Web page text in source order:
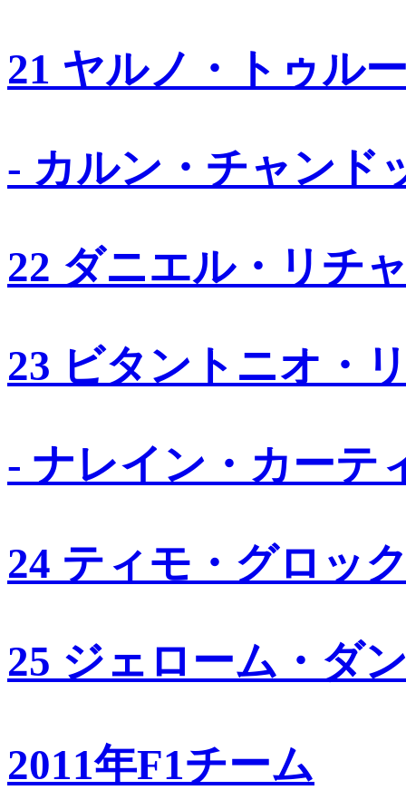
21 ヤルノ・トゥル
- カルン・チャンド
22 ダニエル・リチ
23 ビタントニオ・
- ナレイン・カーテ
24 ティモ・グロッ
25 ジェローム・ダ
2011年F1チーム